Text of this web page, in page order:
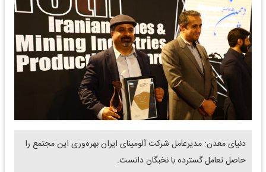
دنیای معدن: مدیرعامل شرکت آلومینای ایران بهره‌وری این مجتمع را
حاصل تعامل گسترده با نخبگان دانست.